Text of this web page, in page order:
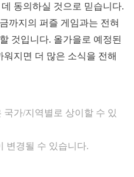
동의하실 것으로 믿습니다.
까지의 퍼즐 게임과는 전혀
것입니다. 올가을로 예정된
워지면 더 많은 소식을 전해
가/지역별로 상이할 수 있
변경될 수 있습니다.